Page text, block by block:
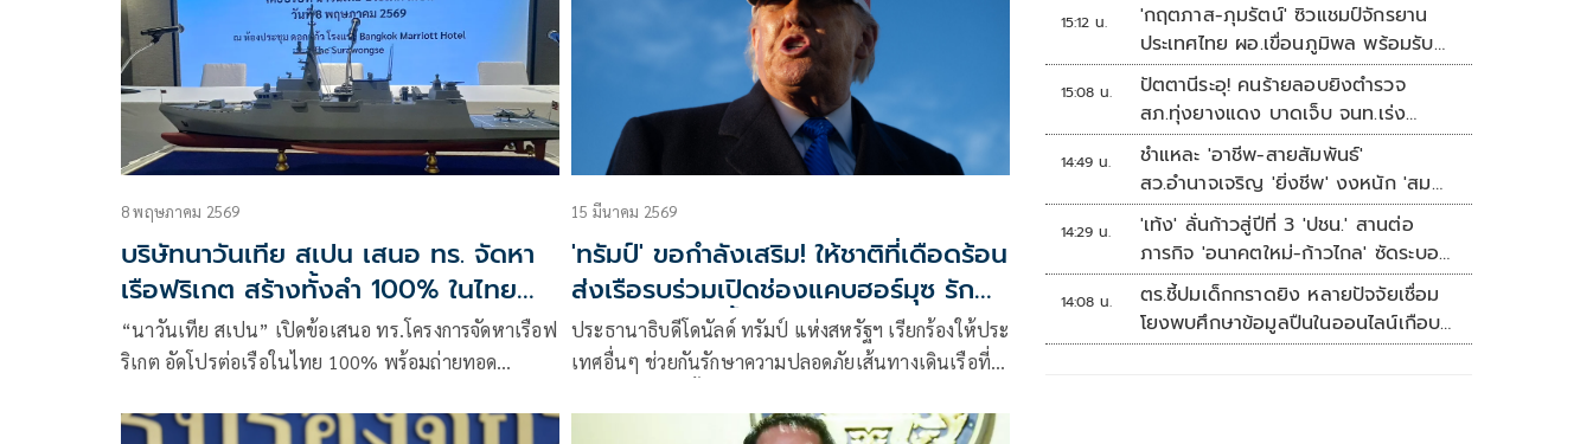
8 พฤษภาคม 2569
บริษัทนาวันเทีย สเปน เสนอ ทร. จัดหา
เรือฟริเกต สร้างทั้งลำ 100% ในไทย
พร้อมถ่ายทอดเทคโนโลยี
“นาวันเทีย สเปน” เปิดข้อเสนอ ทร.โครงการจัดหาเรือฟ
ริเกต อัดโปรต่อเรือในไทย 100% พร้อมถ่ายทอด
อุตสาหกรรมต่อเรือรบ-เรือเทคโนโลยีขั้นสูงของไทยใน
15 มีนาคม 2569
'ทรัมป์' ขอกำลังเสริม! ให้ชาติที่เดือดร้อน
ส่งเรือรบร่วมเปิดช่องแคบฮอร์มุซ รักษา
เส้นทางขนส่งน้ำมันในอ่าวอาหรับ
ประธานาธิบดีโดนัลด์ ทรัมป์ แห่งสหรัฐฯ เรียกร้องให้ประ
เทศอื่นๆ ช่วยกันรักษาความปลอดภัยเส้นทางเดินเรือที่
จะยุติลงในวันเสาร์ ขณะที่การโจมตีสถานทูตสหรัฐฯ ใน
15:12 น.
'กฤตภาส-ภุมรัตน์' ซิวแชมป์จักรยาน
ประเทศไทย ผอ.เขื่อนภูมิพล พร้อมรับ
เจ้าภาพต่อ ปี 2570
15:08 น.
ปัตตานีระอุ! คนร้ายลอบยิงตำรวจ
สภ.ทุ่งยางแดง บาดเจ็บ จนท.เร่ง
ติดตามผู้ก่อเหตุ
14:49 น.
ชำแหละ 'อาชีพ-สายสัมพันธ์'
สว.อำนาจเจริญ 'ยิ่งชีพ' งงหนัก 'สม
พาน' ขายก๋วยเตี๋ยวอะไร
14:29 น.
'เท้ง' ลั่นก้าวสู่ปีที่ 3 'ปชน.' สานต่อ
ภารกิจ 'อนาคตใหม่-ก้าวไกล' ซัดระบอบ
สีน้ำเงิน ทำหลักนิติรัฐ-นิติธรรมสั่น
คลอน
14:08 น.
ตร.ชี้ปมเด็กกราดยิง หลายปัจจัยเชื่อม
โยงพบศึกษาข้อมูลปืนในออนไลน์เกือบ
2 ปี